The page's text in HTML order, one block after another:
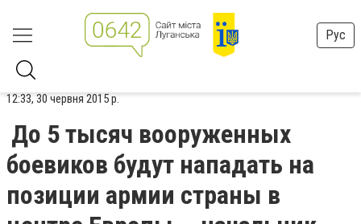
Рус
12:33, 30 червня 2015 р.
До 5 тысяч вооруженных
боевиков будут нападать на
позиции армии страны в